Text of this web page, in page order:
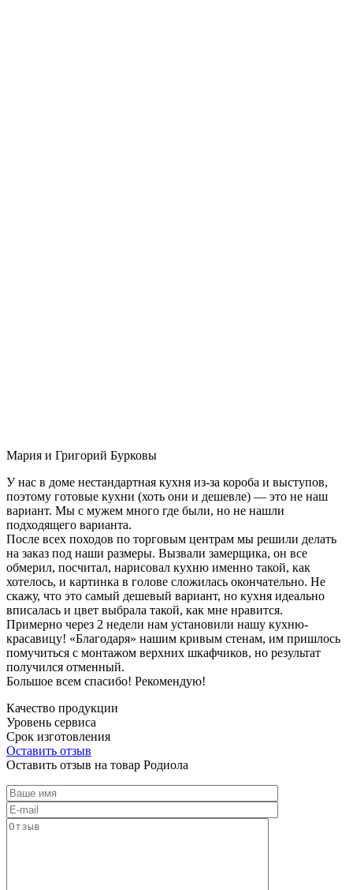
Мария и Григорий Бурковы
У нас в доме нестандартная кухня из-за короба и выступов,
поэтому готовые кухни (хоть они и дешевле) — это не наш
вариант. Мы с мужем много где были, но не нашли
подходящего варианта.
После всех походов по торговым центрам мы решили делать
на заказ под наши размеры. Вызвали замерщика, он все
обмерил, посчитал, нарисовал кухню именно такой, как
хотелось, и картинка в голове сложилась окончательно. Не
скажу, что это самый дешевый вариант, но кухня идеально
вписалась и цвет выбрала такой, как мне нравится.
Примерно через 2 недели нам установили нашу кухню-
красавицу! «Благодаря» нашим кривым стенам, им пришлось
помучиться с монтажом верхних шкафчиков, но результат
получился отменный.
Большое всем спасибо! Рекомендую!
Качество продукции
Уровень сервиса
Срок изготовления
Оставить отзыв
Оставить отзыв на товар Родиола